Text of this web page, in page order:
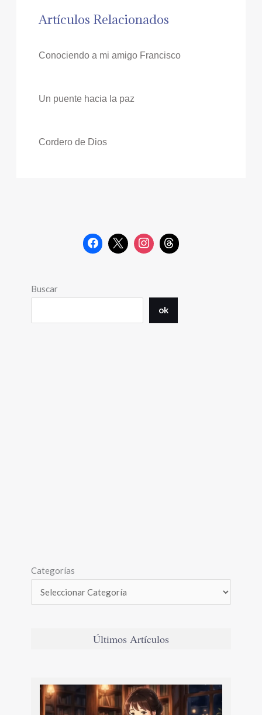
Artículos Relacionados
Conociendo a mi amigo Francisco
Un puente hacia la paz
Cordero de Dios
Buscar
ok
Categorías
Últimos Artículos